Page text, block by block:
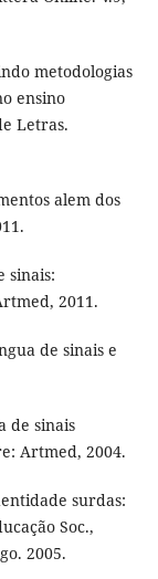
metodologias
ensino
Letras.
alem dos
sinais:
2011.
de sinais e
de sinais
Artmed, 2004.
surdas:
Soc.,
2005.